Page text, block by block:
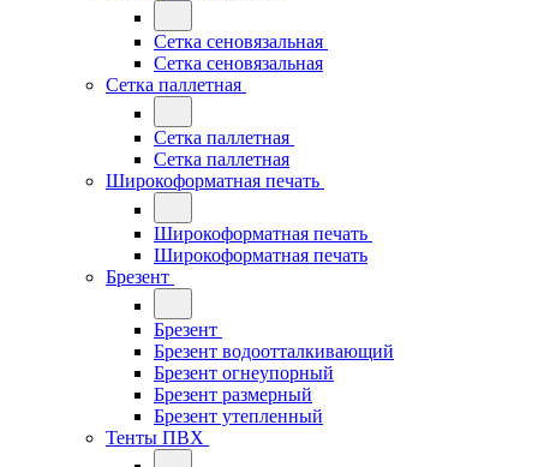
Сетка сеновязальная
Сетка сеновязальная
Сетка паллетная
Сетка паллетная
Сетка паллетная
Широкоформатная печать
Широкоформатная печать
Широкоформатная печать
Брезент
Брезент
Брезент водоотталкивающий
Брезент огнеупорный
Брезент размерный
Брезент утепленный
Тенты ПВХ